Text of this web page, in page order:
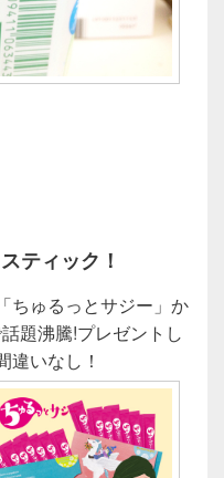
ティック！
ちゅるっとサジー」か
題沸騰!プレゼントし
違いなし！